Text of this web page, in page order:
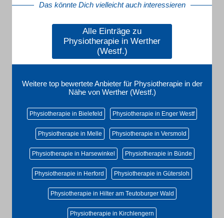
Das könnte Dich vielleicht auch interessieren
Alle Einträge zu
Physiotherapie in Werther
(Westf.)
Weitere top bewertete Anbieter für Physiotherapie in der
Nähe von Werther (Westf.)
Physiotherapie in Bielefeld Physiotherapie in Enger Westf
Physiotherapie in Melle Physiotherapie in Versmold
Physiotherapie in Harsewinkel Physiotherapie in Bünde
Physiotherapie in Herford Physiotherapie in Gütersloh
Physiotherapie in Hilter am Teutoburger Wald
Physiotherapie in Kirchlengern